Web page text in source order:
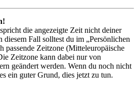
die angezeigte Zeit nicht deiner
diesem Fall solltest du im „Persönlichen
passende Zeitzone (Mitteleuropäische
Zeitzone kann dabei nur von
geändert werden. Wenn du noch nicht
ein guter Grund, dies jetzt zu tun.